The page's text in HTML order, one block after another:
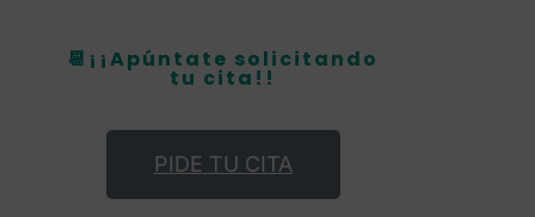
📆¡¡Apúntate solicitando
tu cita!!
PIDE TU CITA